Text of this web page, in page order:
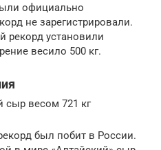
официально
не зарегистрировали.
рекорд установили
весило 500 кг.
весом 721 кг
был побит в России.